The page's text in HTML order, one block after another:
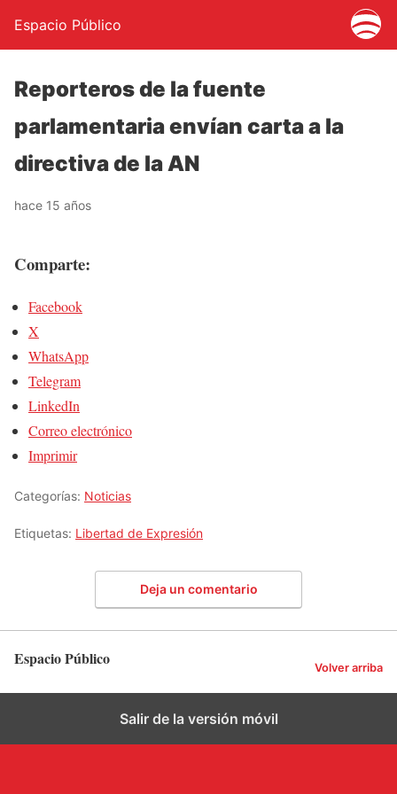
Espacio Público
Reporteros de la fuente
parlamentaria envían carta a la
directiva de la AN
hace 15 años
Comparte:
Facebook
X
WhatsApp
Telegram
LinkedIn
Correo electrónico
Imprimir
Categorías: Noticias
Etiquetas: Libertad de Expresión
Deja un comentario
Espacio Público Volver arriba
Salir de la versión móvil